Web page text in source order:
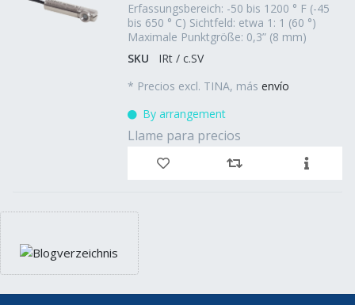
Erfassungsbereich: -50 bis 1200 ° F (-45
bis 650 ° C) Sichtfeld: etwa 1: 1 (60 °)
Maximale Punktgröße: 0,3” (8 mm)
SKU
IRt / c.SV
* Precios excl. TINA, más envío
By arrangement
Llame para precios